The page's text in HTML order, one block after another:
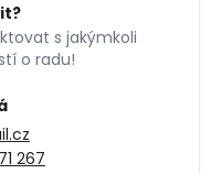
s jakýmkoli
o radu!
267